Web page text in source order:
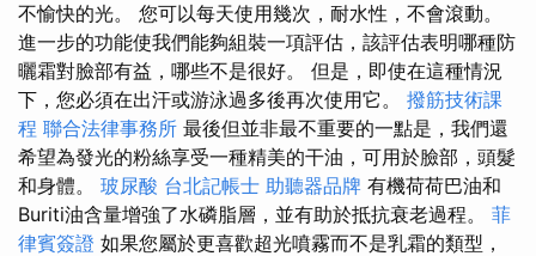
不愉快的光。 您可以每天使用幾次，耐水性，不會滾動。
進一步的功能使我們能夠組裝一項評估，該評估表明哪種防
曬霜對臉部有益，哪些不是很好。 但是，即使在這種情況
下，您必須在出汗或游泳過多後再次使用它。 撥筋技術課
程 聯合法律事務所 最後但並非最不重要的一點是，我們還
希望為發光的粉絲享受一種精美的干油，可用於臉部，頭髮
和身體。 玻尿酸 台北記帳士 助聽器品牌 有機荷荷巴油和
Buriti油含量增強了水磷脂層，並有助於抵抗衰老過程。 菲
律賓簽證 如果您屬於更喜歡超光噴霧而不是乳霜的類型，